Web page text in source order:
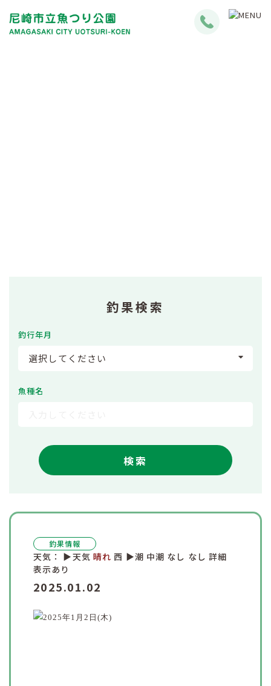
釣果検索
釣行年月
選択してください
魚種名
検索
釣果情報
天気： ▶︎天気 晴れ 西 ▶︎潮 中潮 なし なし 詳細
表示あり
2025.01.02